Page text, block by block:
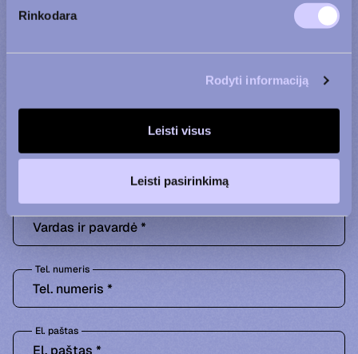
Rinkodara
Rodyti informaciją
Leisti visus
Leisti pasirinkimą
Agata
+370 656 39 742
Vardas ir pavardė
Tel. numeris
El. paštas